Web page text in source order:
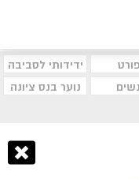
ידידותי לסביבה
נוער בנס ציונה